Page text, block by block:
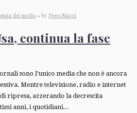
dei media • by Piero Macri
continua la fase
sono l’unico media che non è ancora
Mentre televisione, radio e internet
ripresa, azzerando la decrescita
anni, i quotidiani...